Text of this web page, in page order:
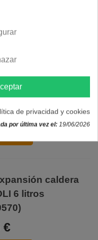
caldera
10 litros
€
caldera
6 litros
€
de privacidad y cookies
por última vez el: 19/06/2026